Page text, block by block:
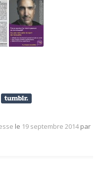
le 19 septembre 2014 par